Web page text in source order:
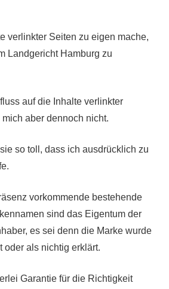
verlinkter Seiten zu eigen mache,
Landgericht Hamburg zu
auf die Inhalte verlinkter
aber dennoch nicht.
so toll, dass ich ausdrücklich zu
vorkommende bestehende
sind das Eigentum der
es sei denn die Marke wurde
oder als nichtig erklärt.
Garantie für die Richtigkeit